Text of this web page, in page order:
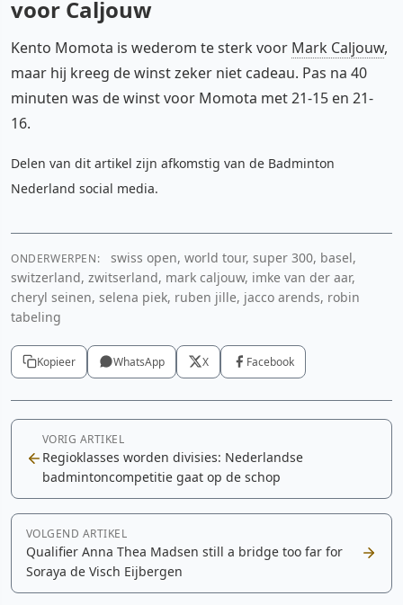
voor Caljouw
Kento Momota is wederom te sterk voor Mark Caljouw,
maar hij kreeg de winst zeker niet cadeau. Pas na 40
minuten was de winst voor Momota met 21-15 en 21-
16.
Delen van dit artikel zijn afkomstig van de Badminton
Nederland social media.
ONDERWERPEN:
swiss open, world tour, super 300, basel,
switzerland, zwitserland, mark caljouw, imke van der aar,
cheryl seinen, selena piek, ruben jille, jacco arends, robin
tabeling
Kopieer WhatsApp X Facebook
VORIG ARTIKEL
Regioklasses worden divisies: Nederlandse
badmintoncompetitie gaat op de schop
VOLGEND ARTIKEL
Qualifier Anna Thea Madsen still a bridge too far for
Soraya de Visch Eijbergen